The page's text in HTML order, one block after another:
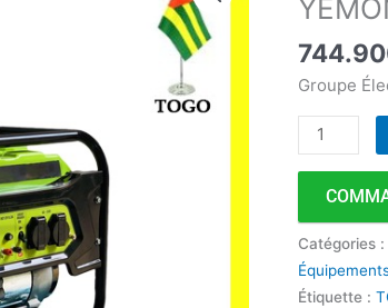
Groupe
Groupe
à
Essence
10Kva
YEMON
15000E
Catégories
Étiquette :